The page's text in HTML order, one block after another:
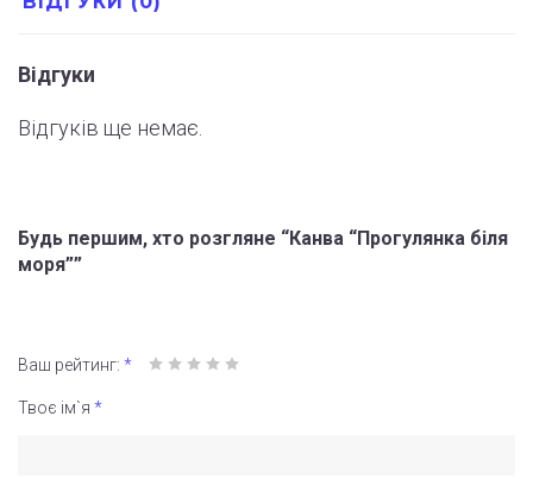
Відгуки
Відгуків ще немає.
Будь першим, хто розгляне “Канва “Прогулянка біля
моря””
Ваш рейтинг: *
Твоє ім`я *